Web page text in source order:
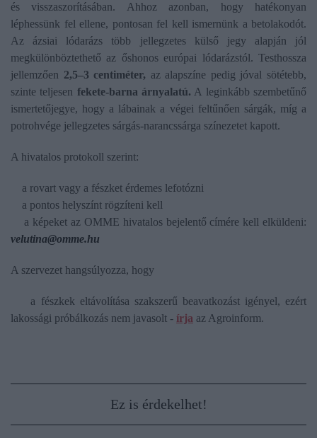
és visszaszorításában. Ahhoz azonban, hogy hatékonyan
léphessünk fel ellene, pontosan fel kell ismernünk a betolakodót.
Az ázsiai lódarázs több jellegzetes külső jegy alapján jól
megkülönböztethető az őshonos európai lódarázstól. Testhossza
jellemzően 2,5–3 centiméter, az alapszíne pedig jóval sötétebb,
szinte teljesen fekete-barna árnyalatú. A leginkább szembetűnő
ismertetőjegye, hogy a lábainak a végei feltűnően sárgák, míg a
potrohvége jellegzetes sárgás-narancssárga színezetet kapott.
A hivatalos protokoll szerint:
a rovart vagy a fészket érdemes lefotózni
a pontos helyszínt rögzíteni kell
a képeket az OMME hivatalos bejelentő címére kell elküldeni:
velutina@omme.hu
A szervezet hangsúlyozza, hogy
a fészkek eltávolítása szakszerű beavatkozást igényel, ezért
lakossági próbálkozás nem javasolt - írja az Agroinform.
Ez is érdekelhet!